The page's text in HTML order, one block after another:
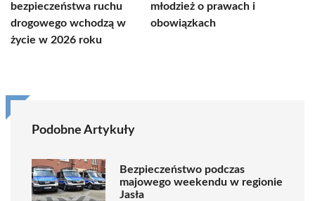
bezpieczeństwa ruchu
drogowego wchodzą w
życie w 2026 roku
młodzież o prawach i
obowiązkach
Podobne Artykuły
Bezpieczeństwo podczas
majowego weekendu w regionie
Jasła